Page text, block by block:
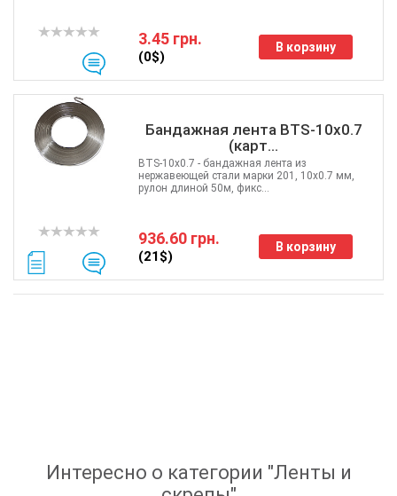
3.45 грн.
(0$)
В корзину
Бандажная лента BTS-10x0.7
(карт...
936.60 грн.
(21$)
В корзину
BTS-10x0.7 - бандажная лента из
нержавеющей стали марки 201, 10х0.7 мм,
рулон длиной 50м, фикс...
Интересно о категории "Ленты и